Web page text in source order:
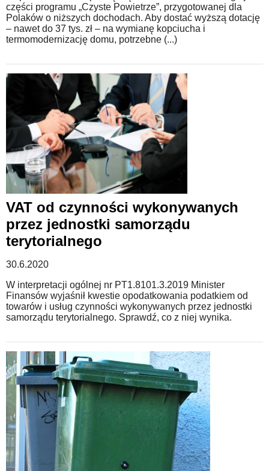
części programu „Czyste Powietrze”, przygotowanej dla
Polaków o niższych dochodach. Aby dostać wyższą dotację
– nawet do 37 tys. zł – na wymianę kopciucha i
termomodernizację domu, potrzebne (...)
VAT od czynności wykonywanych
przez jednostki samorządu
terytorialnego
30.6.2020
W interpretacji ogólnej nr PT1.8101.3.2019 Minister
Finansów wyjaśnił kwestie opodatkowania podatkiem od
towarów i usług czynności wykonywanych przez jednostki
samorządu terytorialnego. Sprawdź, co z niej wynika.